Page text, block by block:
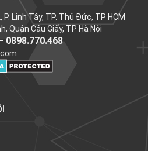
Linh Tây, TP. Thủ Đức, TP HCM
Quận Cầu Giấy, TP Hà Nội
0898.770.468